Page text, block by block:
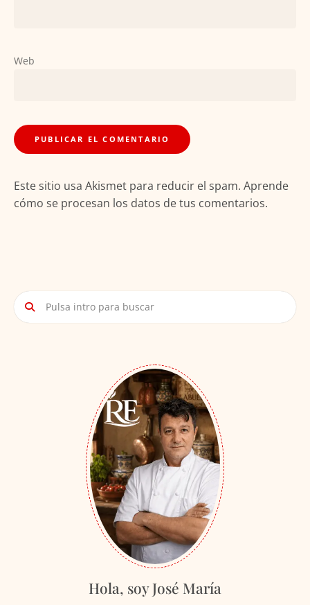
Web
Este sitio usa Akismet para reducir el spam. Aprende
cómo se procesan los datos de tus comentarios.
Hola, soy José María